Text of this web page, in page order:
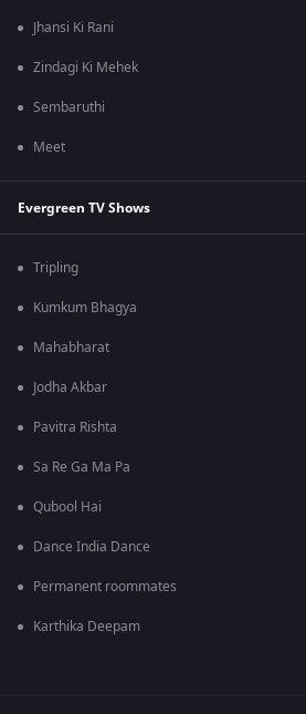
Jhansi Ki Rani
Zindagi Ki Mehek
Sembaruthi
Meet
Evergreen TV Shows
Tripling
Kumkum Bhagya
Mahabharat
Jodha Akbar
Pavitra Rishta
Sa Re Ga Ma Pa
Qubool Hai
Dance India Dance
Permanent roommates
Karthika Deepam